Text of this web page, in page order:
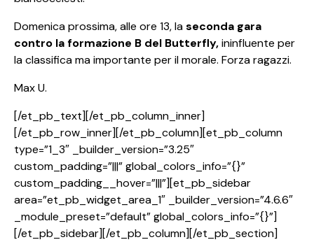
Domenica prossima, alle ore 13, laseconda gara
contro la formazione B del Butterfly,ininfluente per
la classifica ma importante per il morale. Forza ragazzi.
Max U.
[/et_pb_text][/et_pb_column_inner]
[/et_pb_row_inner][/et_pb_column][et_pb_column
type=”1_3″ _builder_version=”3.25″
custom_padding=”|||” global_colors_info=”{}”
custom_padding__hover=”|||”][et_pb_sidebar
area=”et_pb_widget_area_1″ _builder_version=”4.6.6″
_module_preset=”default” global_colors_info=”{}”]
[/et_pb_sidebar][/et_pb_column][/et_pb_section]